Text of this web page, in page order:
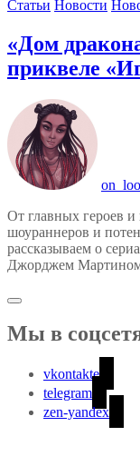
Статьи Новости
«Дом
приквеле
От главных героев
шоураннеров и
рассказываем о
Джорджем
Мы в
vkontakte
telegram
zen-yandex